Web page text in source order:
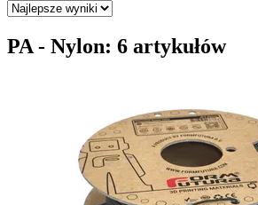
PA - Nylon: 6 artykułów